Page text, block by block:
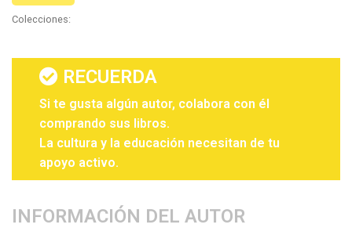
Colecciones:
RECUERDA
Si te gusta algún autor, colabora con él
comprando sus libros.
La cultura y la educación necesitan de tu
apoyo activo.
INFORMACIÓN DEL AUTOR